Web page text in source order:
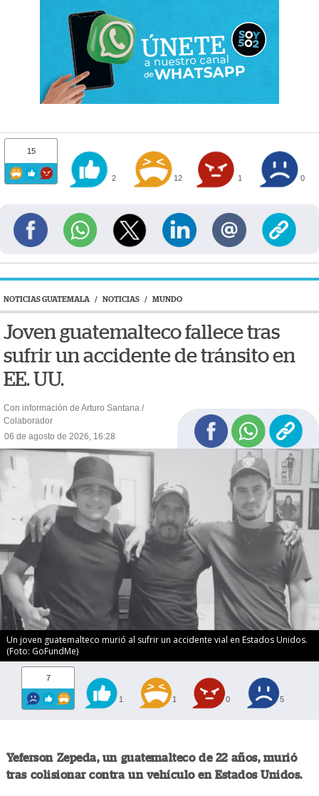
15
2 12 1 0
NOTICIAS GUATEMALA / NOTICIAS / MUNDO
Joven guatemalteco fallece tras
sufrir un accidente de tránsito en
EE. UU.
Con información de Arturo Santana /
Colaborador
06 de agosto de 2026, 16:28
Un joven guatemalteco murió al sufrir un accidente vial en Estados Unidos.
(Foto: GoFundMe)
7
1 1 0 5
Yeferson Zepeda, un guatemalteco de 22 años, murió
tras colisionar contra un vehículo en Estados Unidos.